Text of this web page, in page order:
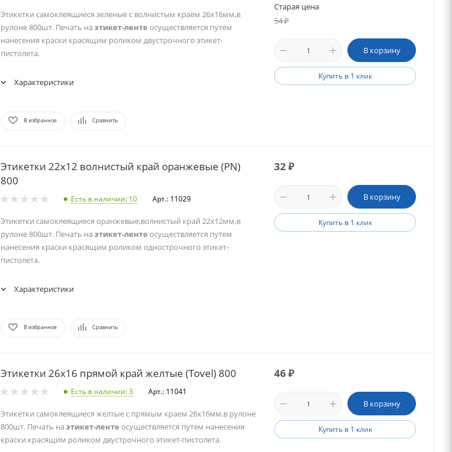
Этикетки самоклеящиеся зеленые с волнистым краем 26х16мм,в
рулоне 800шт. Печать на этикет-ленте осуществляется путем
нанесения краски красящим роликом двустрочного этикет-
пистолета.
Характеристики
В избранное Сравнить
Старая цена
54₽
В корзину
Купить в 1 клик
Этикетки 22х12 волнистый край оранжевые (PN)
800
Есть в наличии: 10 Арт.: 11029
Этикетки самоклеящиеся оранжевые,волнистый край 22х12мм,в
рулоне 800шт. Печать на этикет-ленте осуществляется путем
нанесения краски красящим роликом однострочного этикет-
пистолета.
Характеристики
В избранное Сравнить
32₽
В корзину
Купить в 1 клик
Этикетки 26х16 прямой край желтые (Tovel) 800
Есть в наличии: 3 Арт.: 11041
Этикетки самоклеящиеся желтые с прямым краем 26х16мм,в рулоне
800шт. Печать на этикет-ленте осуществляется путем нанесения
краски красящим роликом двустрочного этикет-пистолета.
46 ₽
В корзину
Купить в 1 клик